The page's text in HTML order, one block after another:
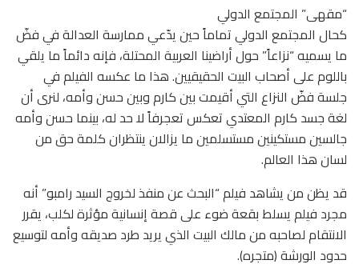
“مقهى” المجتمع الدولي
كحال المجتمع الدولي تماماً حين يدّعي ممارسة العدالة في فضّ
ما يسميه “نزاعاً” حول أراضينا العربية المحتلة، فإنه دائماً ما يلقي
باللوم على أصحاب البيت الحقيقيين. هذا ما عكسه الفيلم في
جلسة فضّ النزاع التي أقيمت بين كارم وبين حسن وأمه، لنرى أن
لغة جسد كارم المعتدي تعكس تعجرفاً لا حد له، بينما حسن وأمه
جالسين مستكينين مستسلمين ما يزالان ينتظران كلمة حق من
لسان هذا العالم.
قد يظن من يشاهد فيلم “البحث عن منفذ لخروج السيد رامبو” أنه
مجرد فيلم يسلط بقعة ضوء على قصة إنسانية مؤثرة لكلب، يقرر
الانتقام لصاحبه من مالك البيت الذي يريد طرد صديقه وأمه لتوسيع
حدود الورشة (متجره).